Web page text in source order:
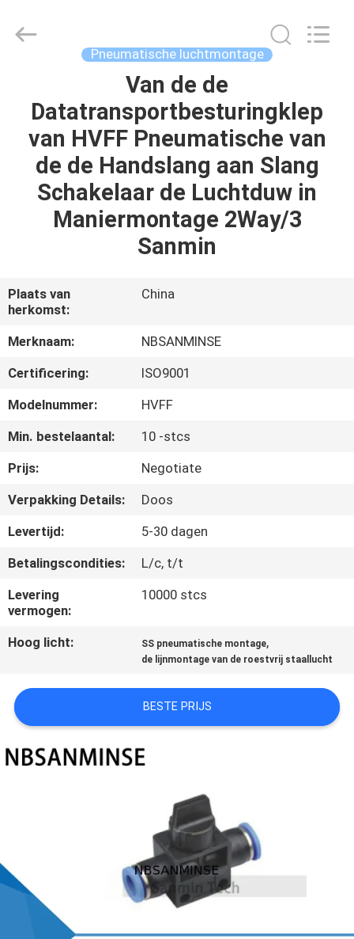
PRODUCTEN
ONGEVEER
FABRIEKSREIS
KWALITEITSCONTROLE
CONTACTEER
NIEUWS
VERZOEK
CITAAT
SITEMAP
PRIVACYBELEID
Export
Co.,Ltd..
Pneumatische luchtmontage
Van de de
Datatransportbesturingklep
van HVFF Pneumatische van
de de Handslang aan Slang
Schakelaar de Luchtduw in
Maniermontage 2Way/3
Sanmin
Plaats van
herkomst:
China
Merknaam:
NBSANMINSE
Certificering:
ISO9001
Modelnummer:
HVFF
Min. bestelaantal:
10 -stcs
Prijs:
Negotiate
Verpakking Details:
Doos
Levertijd:
5-30 dagen
Betalingscondities:
L/c, t/t
Levering
vermogen:
10000 stcs
Hoog licht: SS pneumatische montage,
de lijnmontage van de roestvrij staallucht
BESTE PRIJS